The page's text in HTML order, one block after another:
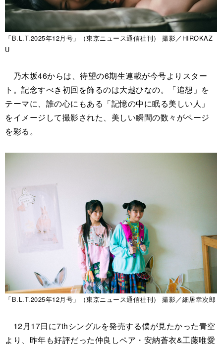
「B.L.T.2025年12月号」（東京ニュース通信社刊） 撮影／HIROKAZ
U
乃木坂46からは、待望の6期生連載が今号よりスター
ト。記念すべき初回を飾るのは大越ひなの。「追想」を
テーマに、誰の心にもある「記憶の中に眠る美しい人」
をイメージして撮影された、美しい瞬間の数々がページ
を彩る。
「B.L.T.2025年12月号」（東京ニュース通信社刊） 撮影／細居幸次郎
12月17日に7thシングルを発売する僕が見たかった青空
より、昨年も好評だった仲良しペア・安納蒼衣&工藤唯愛